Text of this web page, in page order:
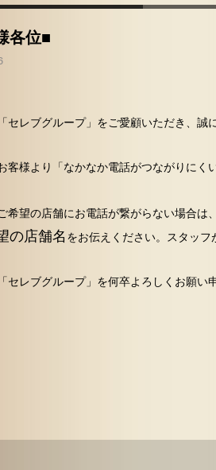
各位■
セレブグループ」をご愛顧いただき、誠
客様より「なかなか電話がつながりに
希望の店舗にお電話が繋がらない場合は、
の店舗名 をお伝えください。スタッフ
セレブグループ」を何卒よろしくお願い